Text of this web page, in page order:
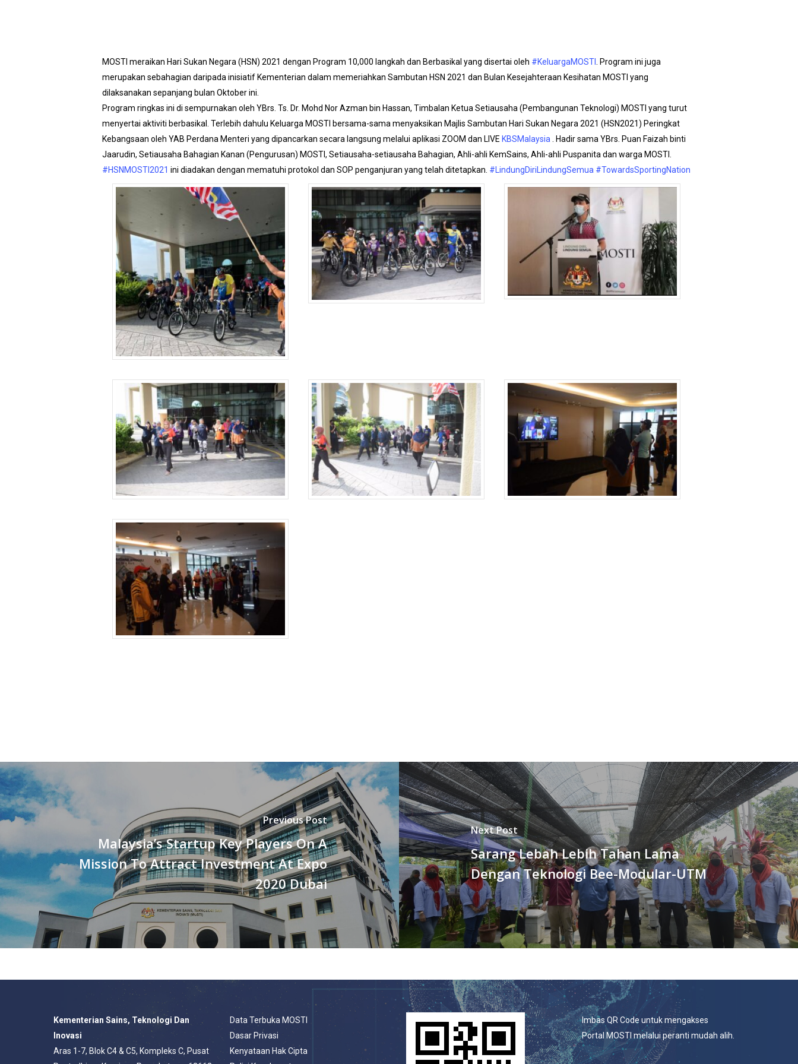
MOSTI meraikan Hari Sukan Negara (HSN) 2021 dengan Program 10,000 langkah dan Berbasikal yang disertai oleh #KeluargaMOSTI
. Program ini juga
merupakan sebahagian daripada inisiatif Kementerian dalam memeriahkan Sambutan HSN 2021 dan Bulan Kesejahteraan Kesihatan MOSTI yang
dilaksanakan sepanjang bulan Oktober ini.
Program ringkas ini di sempurnakan oleh YBrs. Ts. Dr. Mohd Nor Azman bin Hassan, Timbalan Ketua Setiausaha (Pembangunan Teknologi) MOSTI yang turut
menyertai aktiviti berbasikal. Terlebih dahulu Keluarga MOSTI bersama-sama menyaksikan Majlis Sambutan Hari Sukan Negara 2021 (HSN2021) Peringkat
Kebangsaan oleh YAB Perdana Menteri yang dipancarkan secara langsung melalui aplikasi ZOOM dan LIVE KBSMalaysia . Hadir sama YBrs. Puan Faizah binti
Jaarudin, Setiausaha Bahagian Kanan (Pengurusan) MOSTI, Setiausaha-setiausaha Bahagian, Ahli-ahli KemSains, Ahli-ahli Puspanita dan warga MOSTI.
#HSNMOSTI2021 ini diadakan dengan mematuhi protokol dan SOP penganjuran yang telah ditetapkan. #LindungDiriLindungSemua #TowardsSportingNation
Previous Post
Malaysia’s Startup Key Players On A
Mission To Attract Investment At Expo
2020 Dubai
Next Post
Sarang Lebah Lebih Tahan Lama
Dengan Teknologi Bee-Modular-UTM
Kementerian Sains, Teknologi Dan
Inovasi
Aras 1-7, Blok C4 & C5, Kompleks C, Pusat
Data Terbuka MOSTI
Dasar Privasi
Kenyataan Hak Cipta
Imbas QR Code untuk mengakses
Portal MOSTI melalui peranti mudah alih.